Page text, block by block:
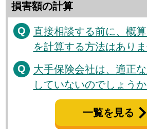
損害額の計算
直接相談する前に、概
を計算する方法はあり
大手保険会社は、適正
していないのでしょうか
一覧を見る